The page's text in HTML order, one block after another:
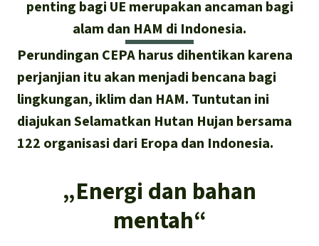
Kawasan lindung
Mobil listrik
Hak-hak Alam
Biodiesel
Semen
Español
Français
Italiano
Português
penting bagi UE merupakan ancaman bagi
alam dan HAM di Indonesia.
Perundingan CEPA harus dihentikan karena
perjanjian itu akan menjadi bencana bagi
lingkungan, iklim dan HAM. Tuntutan ini
diajukan Selamatkan Hutan Hujan bersama
122 organisasi dari Eropa dan Indonesia.
„Energi dan bahan
mentah“